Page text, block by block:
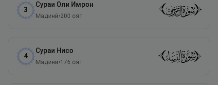
3
Сураи Оли Имрон
Мадинӣ•200 оят
4
Сураи Нисо
Мадинӣ•176 оят